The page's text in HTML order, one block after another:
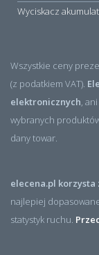
Wyciskacz
Wszystkie ceny
(z podatkiem VAT).
elektronicznych,
wybranych
dany towar.
elecena.pl korzysta
najlepiej
statystyk ruchu.